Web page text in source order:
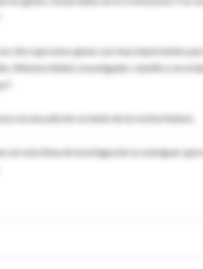
dice que estos genes son muy importantes
Winston Bellot, investigador científico en el
en una edición reciente de la revista Nature.
en esta línea de investigación es averiguar